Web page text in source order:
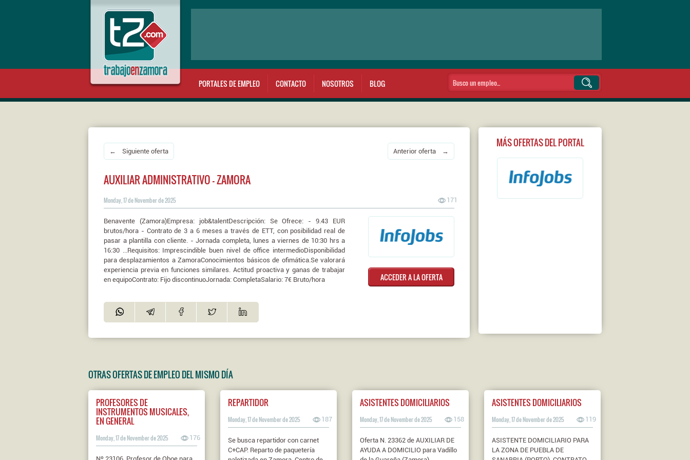
PORTALES DE EMPLEO CONTACTO NOSOTROS BLOG
← Siguiente oferta Anterior oferta →
AUXILIAR ADMINISTRATIVO - ZAMORA
Monday, 17 de November de 2025 171
Benavente (Zamora)Empresa: job&talentDescripción: Se Ofrece: - 9.43 EUR
brutos/hora - Contrato de 3 a 6 meses a través de ETT, con posibilidad real de
pasar a plantilla con cliente. - Jornada completa, lunes a viernes de 10:30 hrs a
16:30 ...Requisitos: Imprescindible buen nivel de office intermedioDisponibilidad
para desplazamientos a ZamoraConocimientos básicos de ofimática.Se valorará
experiencia previa en funciones similares. Actitud proactiva y ganas de trabajar
en equipoContrato: Fijo discontinuoJornada: CompletaSalario: 7€ Bruto/hora
ACCEDER A LA OFERTA
MÁS OFERTAS DEL PORTAL
OTRAS OFERTAS DE EMPLEO DEL MISMO DÍA
PROFESORES DE
INSTRUMENTOS MUSICALES,
EN GENERAL
Monday, 17 de November de 2025 176
REPARTIDOR
Monday, 17 de November de 2025 187
Se busca repartidor con carnet
C+CAP. Reparto de paquetería
ASISTENTES DOMICILIARIOS
Monday, 17 de November de 2025 158
Oferta N. 23362 de AUXILIAR DE
AYUDA A DOMICILIO para Vadillo
ASISTENTES DOMICILIARIOS
Monday, 17 de November de 2025 119
ASISTENTE DOMICILIARIO PARA
LA ZONA DE PUEBLA DE